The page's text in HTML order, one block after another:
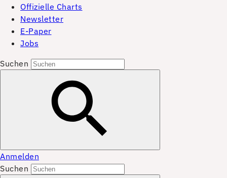
Offizielle Charts
Newsletter
E-Paper
Jobs
Suchen
Anmelden
Suchen